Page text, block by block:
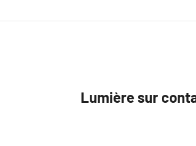
Lumière sur